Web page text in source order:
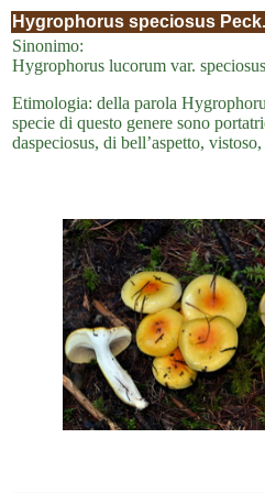
Hygrophorus speciosus
Sinonimo:
Hygrophorus lucorum var.
Etimologia: della parola
specie di questo genere sono
daspeciosus, di bell’aspetto, vistoso,